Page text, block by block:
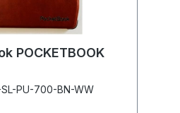
POCKETBOOK
PU-700-BN-WW